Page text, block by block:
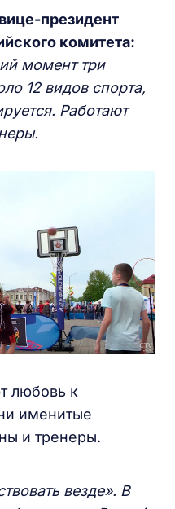
президент
комитета:
момент три
12 видов спорта,
Работают
любовь к
именитые
и тренеры.
везде». В